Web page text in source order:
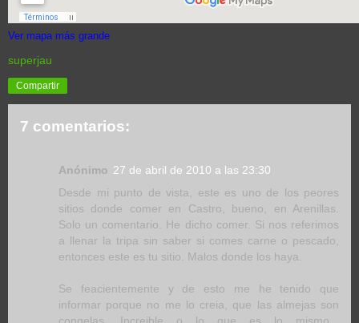
Ver mapa más grande
superjau
Compartir
7 comentarios:
Anónimo 27 de abril de 2010 a las 23:30
Desde mi punto de vista, este es uno de los peores
sitios donde comer en Castro, bueno, en Arenillas.
Solo un comentario. He dicho comer. Si nos referimos
a llenar la tripa sin saber si comes carne o pescado,
entonces este es tu sitio. Malos donde los haya.
Se feacientemente y de esto me he tenido que
informar porque no me lo creia, que las almejas son